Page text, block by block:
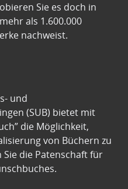
Sie es doch in
als 1.600.000
nachweist.
und
(SUB) bietet mit
die Möglichkeit,
von Büchern zu
die Patenschaft für